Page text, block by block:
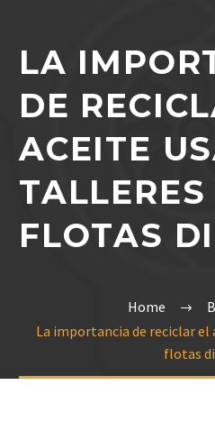
LA
DE
ACEITE
TALLERES
FLOTAS
Home
La importancia de reciclar el
flotas